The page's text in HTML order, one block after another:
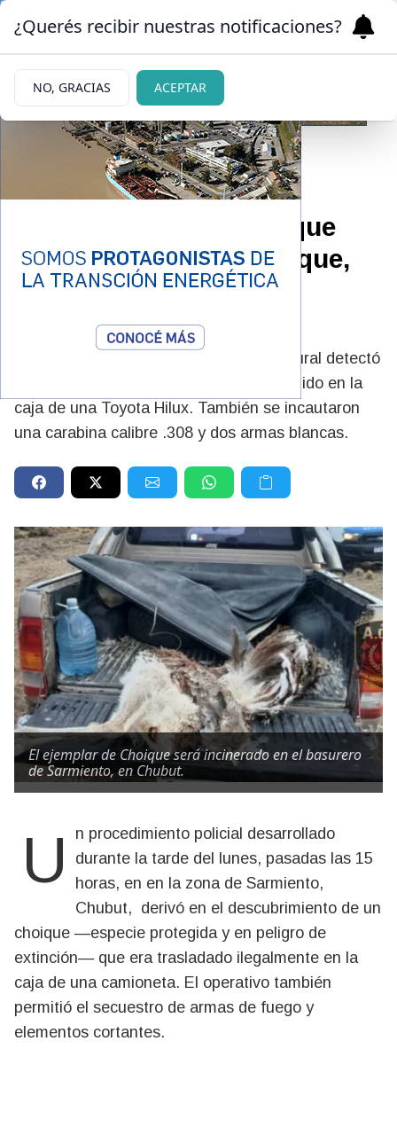
Detectaron a furtivos que
habían cazado un choique,
especie en peligro de
extinción
Un operativo de la División Seguridad Rural detectó
el traslado clandestino del animal protegido en la
caja de una Toyota Hilux. También se incautaron
una carabina calibre .308 y dos armas blancas.
El ejemplar de Choique será incinerado en el basurero
de Sarmiento, en Chubut.
Un procedimiento policial desarrollado
durante la tarde del lunes, pasadas las 15
horas, en en la zona de Sarmiento,
Chubut, derivó en el descubrimiento de un
choique —especie protegida y en peligro de
extinción— que era trasladado ilegalmente en la
caja de una camioneta. El operativo también
permitió el secuestro de armas de fuego y
elementos cortantes.
¿Querés recibir nuestras notificaciones?
NO, GRACIAS ACEPTAR